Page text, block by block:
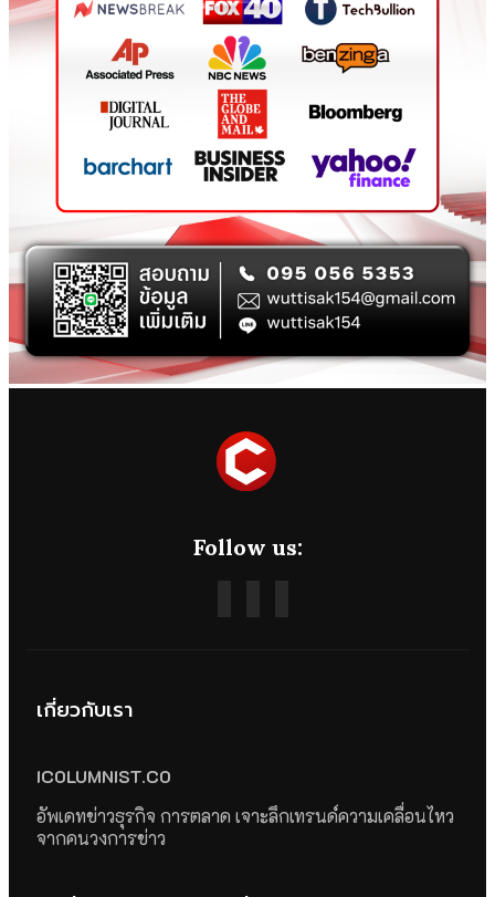
Follow us:
เกี่ยวกับเรา
ICOLUMNIST.CO
อัพเดทข่าวธุรกิจ การตลาด เจาะลึกเทรนด์ความเคลื่อนไหว
จากคนวงการข่าว